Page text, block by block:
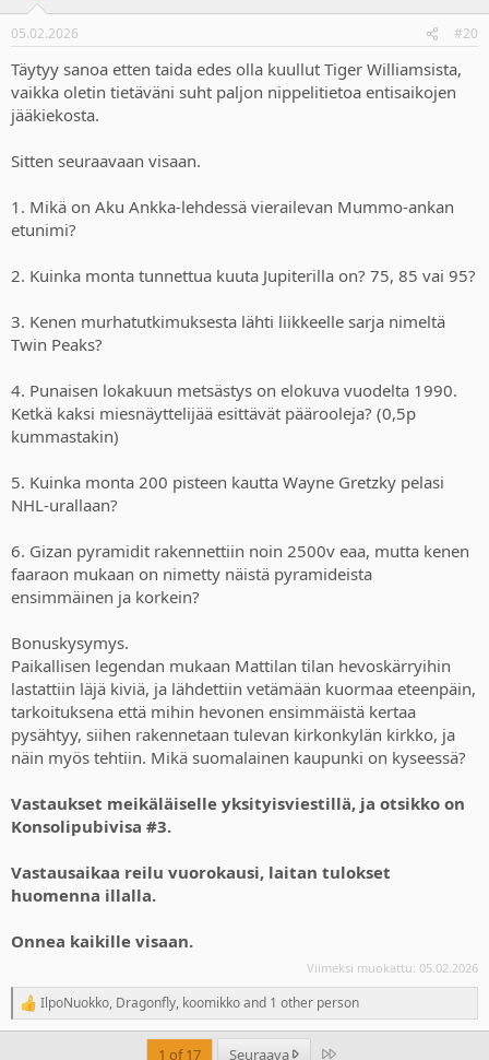
s
05.02.2026 #20
Täytyy sanoa etten taida edes olla kuullut Tiger Williamsista,
vaikka oletin tietäväni suht paljon nippelitietoa entisaikojen
jääkiekosta.
Sitten seuraavaan visaan.
1. Mikä on Aku Ankka-lehdessä vierailevan Mummo-ankan
etunimi?
2. Kuinka monta tunnettua kuuta Jupiterilla on? 75, 85 vai 95?
3. Kenen murhatutkimuksesta lähti liikkeelle sarja nimeltä
Twin Peaks?
4. Punaisen lokakuun metsästys on elokuva vuodelta 1990.
Ketkä kaksi miesnäyttelijää esittävät päärooleja? (0,5p
kummastakin)
5. Kuinka monta 200 pisteen kautta Wayne Gretzky pelasi
NHL-urallaan?
6. Gizan pyramidit rakennettiin noin 2500v eaa, mutta kenen
faaraon mukaan on nimetty näistä pyramideista
ensimmäinen ja korkein?
Bonuskysymys.
Paikallisen legendan mukaan Mattilan tilan hevoskärryihin
lastattiin läjä kiviä, ja lähdettiin vetämään kuormaa eteenpäin,
tarkoituksena että mihin hevonen ensimmäistä kertaa
pysähtyy, siihen rakennetaan tulevan kirkonkylän kirkko, ja
näin myös tehtiin. Mikä suomalainen kaupunki on kyseessä?
Vastaukset meikäläiselle yksityisviestillä, ja otsikko on
Konsolipubivisa #3.
Vastausaikaa reilu vuorokausi, laitan tulokset
huomenna illalla.
Onnea kaikille visaan.
Viimeksi muokattu: 05.02.2026
R
e
IlpoNuokko, Dragonfly, koomikkoand 1 other person
1 of 17 Seuraava Last